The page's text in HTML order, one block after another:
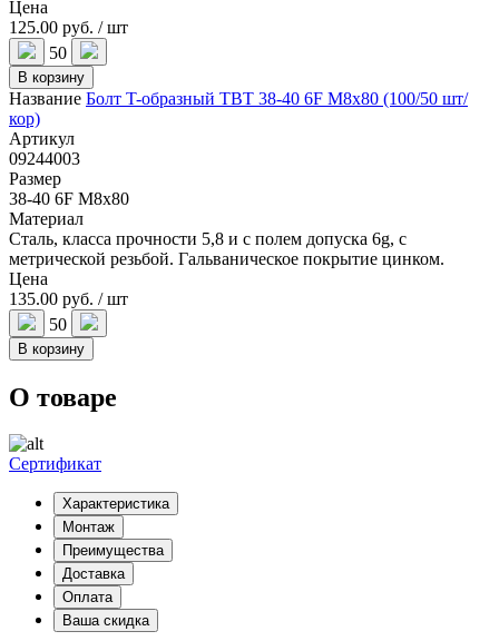
Цена
125.00 руб. / шт
50
В корзину
Название Болт T-образный TBT 38-40 6F M8x80 (100/50 шт/
кор)
Артикул
09244003
Размер
38-40 6F M8x80
Материал
Сталь, класса прочности 5,8 и с полем допуска 6g, с
метрической резьбой. Гальваническое покрытие цинком.
Цена
135.00 руб. / шт
50
В корзину
О товаре
Сертификат
Характеристика
Монтаж
Преимущества
Доставка
Оплата
Ваша скидка